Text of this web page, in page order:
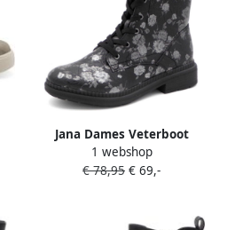
Jana Dames Veterboot
25274-005 Zwart Gebloemd
Wijdte H
1 webshop
€ 78,95 € 69,-